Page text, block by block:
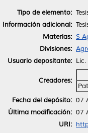
Tipo de elemento:
Información adicional:
Materias: S
Divisiones:
Usuario depositante:
Creadores:
Fecha del depósito: 07
Última modificación: 07
URI: